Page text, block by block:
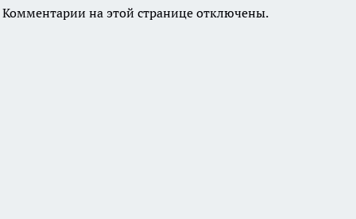
Комментарии на этой странице отключены.